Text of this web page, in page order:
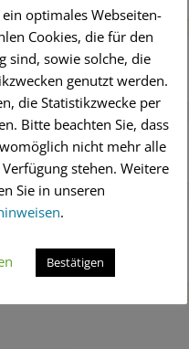
GUTE NACHRICHTEN
– Newsletter 06/2020
optimales Webseiten-
Cookies, die für den
sind, sowie solche, die
genutzt werden.
die Statistikzwecke per
Bitte beachten Sie, dass
nicht mehr alle
stehen. Weitere
Sie in unseren
.
Bestätigen